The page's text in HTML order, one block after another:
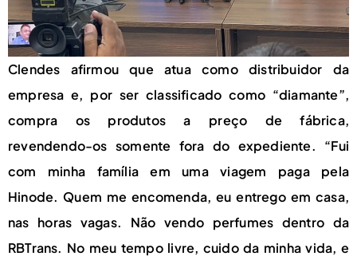
Clendes afirmou que atua como distribuidor da
empresa e, por ser classificado como “diamante”,
compra os produtos a preço de fábrica,
revendendo-os somente fora do expediente. “Fui
com minha família em uma viagem paga pela
Hinode. Quem me encomenda, eu entrego em casa,
nas horas vagas. Não vendo perfumes dentro da
RBTrans. No meu tempo livre, cuido da minha vida, e